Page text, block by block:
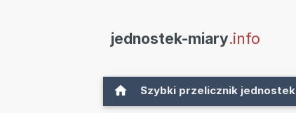
jednostek-miary.info
Szybki przelicznik jednostek